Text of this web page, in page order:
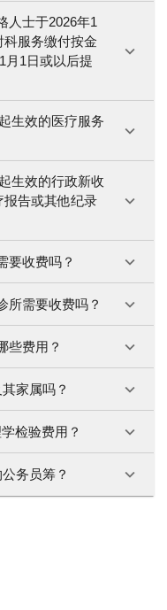
人士于2026年1
科服务缴付按金
月1日或以后提
生效的医疗服务
生效的行政新收
报告或其他纪录
要收费吗？
所需要收费吗？
些费用？
家属吗？
检验费用？
务员筹？